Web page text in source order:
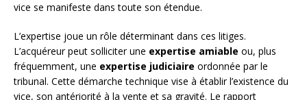
vice se manifeste dans toute son étendue.
L’expertise joue un rôle déterminant dans ces litiges.
L’acquéreur peut solliciter une expertise amiable ou, plus
fréquemment, une expertise judiciaire ordonnée par le
tribunal. Cette démarche technique vise à établir l’existence du
vice, son antériorité à la vente et sa gravité. Le rapport